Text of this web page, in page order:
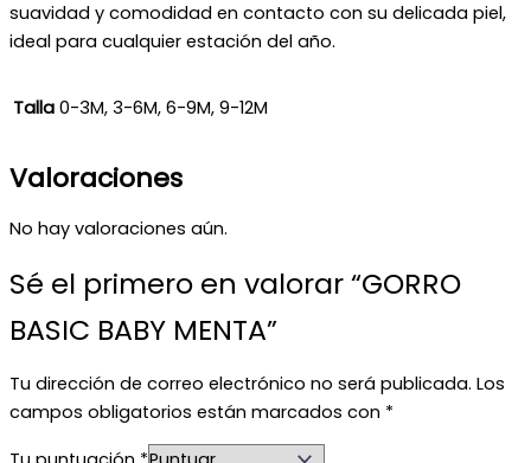
suavidad y comodidad en contacto con su delicada piel,
ideal para cualquier estación del año.
Talla 0-3M, 3-6M, 6-9M, 9-12M
Valoraciones
No hay valoraciones aún.
Sé el primero en valorar “GORRO
BASIC BABY MENTA”
Tu dirección de correo electrónico no será publicada. Los
campos obligatorios están marcados con *